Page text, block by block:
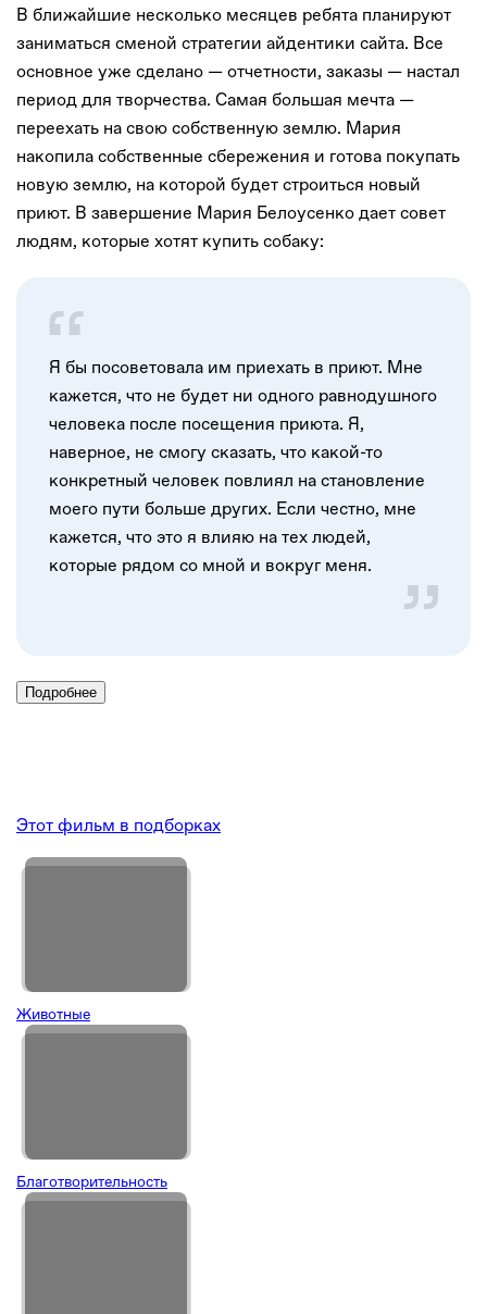
В ближайшие несколько месяцев ребята планируют
заниматься сменой стратегии айдентики сайта. Все
основное уже сделано — отчетности, заказы — настал
период для творчества. Самая большая мечта —
переехать на свою собственную землю. Мария
накопила собственные сбережения и готова покупать
новую землю, на которой будет строиться новый
приют. В завершение Мария Белоусенко дает совет
людям, которые хотят купить собаку:
Я бы посоветовала им приехать в приют. Мне
кажется, что не будет ни одного равнодушного
человека после посещения приюта. Я,
наверное, не смогу сказать, что какой-то
конкретный человек повлиял на становление
моего пути больше других. Если честно, мне
кажется, что это я влияю на тех людей,
которые рядом со мной и вокруг меня.
Подробнее
Этот фильм в подборках
Животные
Благотворительность